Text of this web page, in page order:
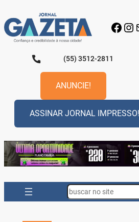
para
o
conteúdo
(55) 3512-2811
ANUNCIE!
ASSINAR JORNAL IMPRESSO!
Search